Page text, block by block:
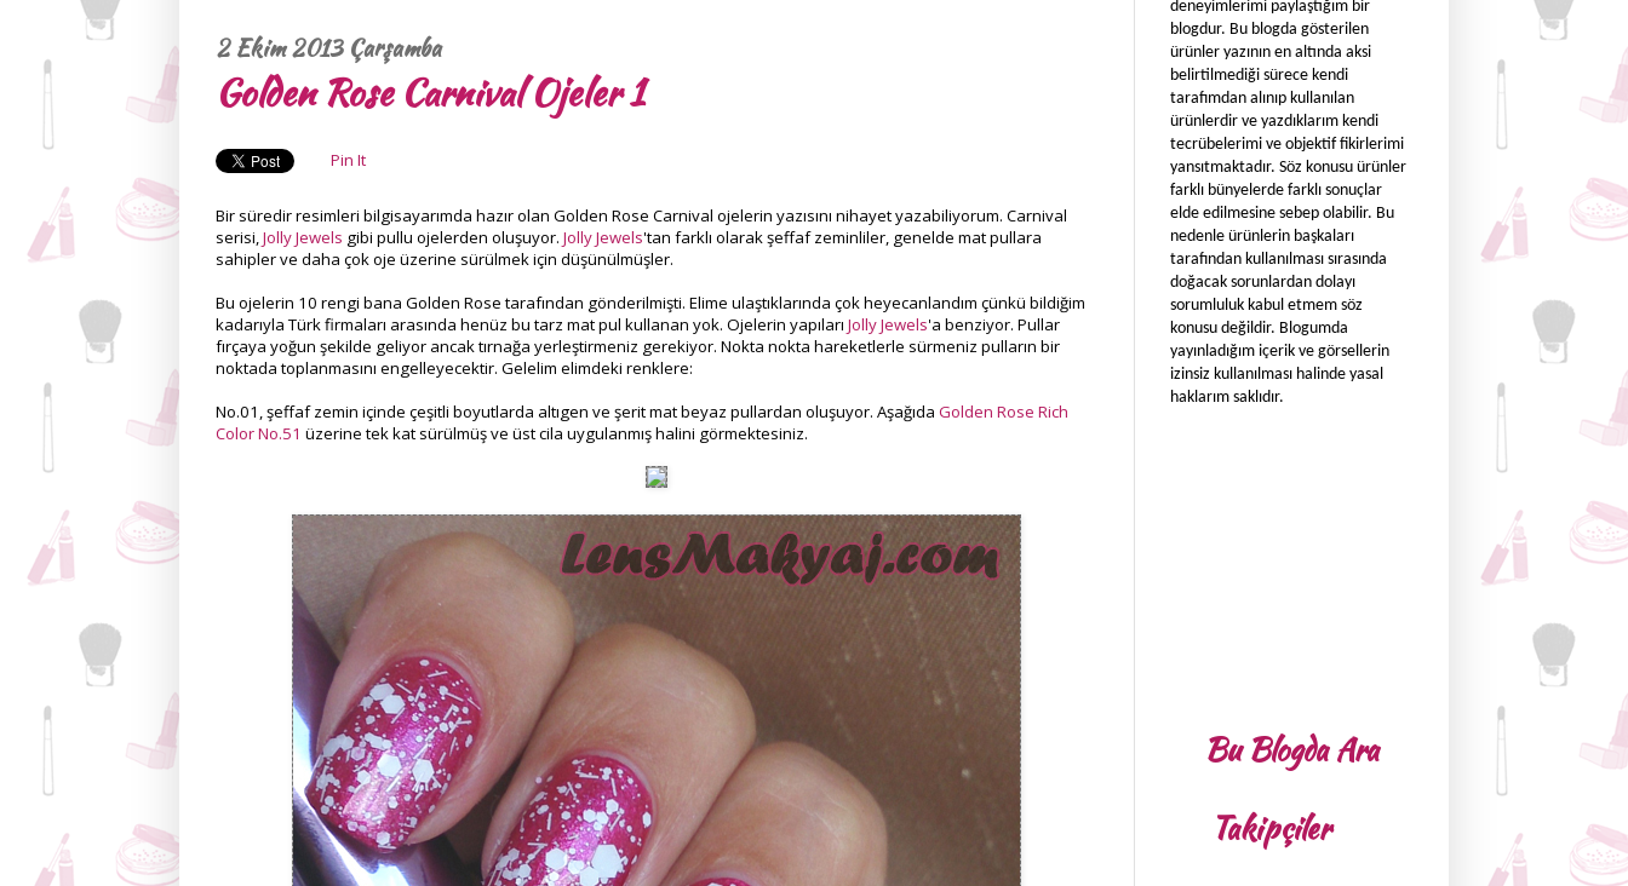
2 Ekim 2013 Çarşamba
Golden Rose Carnival Ojeler 1
Pin It
Bir süredir resimleri bilgisayarımda hazır olan Golden Rose Carnival ojelerin yazısını nihayet yazabiliyorum. Carnival
serisi,Jolly Jewels gibi pullu ojelerden oluşuyor. Jolly Jewels'tan farklı olarak şeffaf zeminliler, genelde mat pullara
sahipler ve daha çok oje üzerine sürülmek için düşünülmüşler.
Bu ojelerin 10 rengi bana Golden Rose tarafından gönderilmişti. Elime ulaştıklarında çok heyecanlandım çünkü bildiğim
kadarıyla Türk firmaları arasında henüz bu tarz mat pul kullanan yok. Ojelerin yapıları Jolly Jewels'a benziyor. Pullar
fırçaya yoğun şekilde geliyor ancak tırnağa yerleştirmeniz gerekiyor. Nokta nokta hareketlerle sürmeniz pulların bir
noktada toplanmasını engelleyecektir. Gelelim elimdeki renklere:
No.01, şeffaf zemin içinde çeşitli boyutlarda altıgen ve şerit mat beyaz pullardan oluşuyor. Aşağıda Golden Rose Rich
Color No.51 üzerine tek kat sürülmüş ve üst cila uygulanmış halini görmektesiniz.
deneyimlerimi paylaştığım bir
blogdur. Bu blogda gösterilen
ürünler yazının en altında aksi
belirtilmediği sürece kendi
tarafımdan alınıp kullanılan
ürünlerdir ve yazdıklarım kendi
tecrübelerimi ve objektif fikirlerimi
yansıtmaktadır. Söz konusu ürünler
farklı bünyelerde farklı sonuçlar
elde edilmesine sebep olabilir. Bu
nedenle ürünlerin başkaları
tarafından kullanılması sırasında
doğacak sorunlardan dolayı
sorumluluk kabul etmem söz
konusu değildir. Blogumda
yayınladığım içerik ve görsellerin
izinsiz kullanılması halinde yasal
haklarım saklıdır.
Bu Blogda Ara
Takipçiler